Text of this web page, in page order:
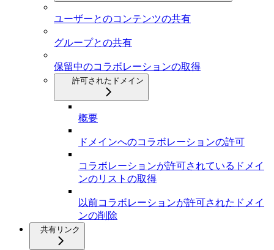
ユーザーとのコンテンツの共有
グループとの共有
保留中のコラボレーションの取得
許可されたドメイン
概要
ドメインへのコラボレーションの許可
コラボレーションが許可されているドメイ
ンのリストの取得
以前コラボレーションが許可されたドメイ
ンの削除
共有リンク